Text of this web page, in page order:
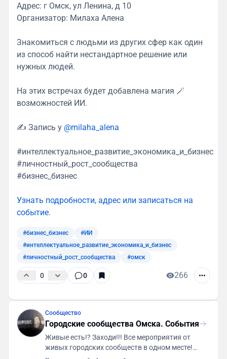
Адрес: г Омск, ул Ленина, д 10
Организатор: Милаха Алена
Знакомиться с людьми из других сфер как один
из способ найти нестандартное решение или
нужных людей.
На этих встречах будет добавлена магия 🪄
возможностей ИИ.
✍️ Запись у @milaha_alena
#интеллектуальное_развитие_экономика_и_бизнес
#личностный_рост_сообщества
#бизнес_бизнес
Узнать подробности, адрес или записаться на
событие.
#бизнес_бизнес
#ИИ
#интеллектуальное_развитие_экономика_и_бизнес
#личностный_рост_сообщества
#омск
0 0 266
Сообщество
Городские сообщества Омска. События
Живые есть!? Заходи!!! Все мероприятия от
живых городских сообществ в одном месте!
Первая городская платформа "ГСА. Генератор